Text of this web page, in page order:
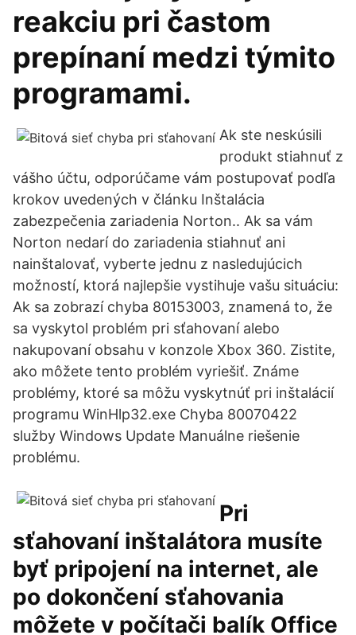
reakciu pri častom
prepínaní medzi týmito
programami.
Ak ste neskúsili
produkt stiahnuť z
vášho účtu, odporúčame vám postupovať podľa
krokov uvedených v článku Inštalácia
zabezpečenia zariadenia Norton.. Ak sa vám
Norton nedarí do zariadenia stiahnuť ani
nainštalovať, vyberte jednu z nasledujúcich
možností, ktorá najlepšie vystihuje vašu situáciu:
Ak sa zobrazí chyba 80153003, znamená to, že
sa vyskytol problém pri sťahovaní alebo
nakupovaní obsahu v konzole Xbox 360. Zistite,
ako môžete tento problém vyriešiť. Známe
problémy, ktoré sa môžu vyskytnúť pri inštalácií
programu WinHlp32.exe Chyba 80070422
služby Windows Update Manuálne riešenie
problému.
Pri
sťahovaní inštalátora musíte
byť pripojení na internet, ale
po dokončení sťahovania
môžete v počítači balík Office